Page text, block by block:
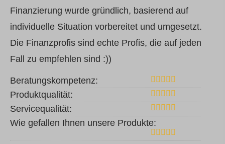
Finanzierung wurde gründlich, basierend auf
individuelle Situation vorbereitet und umgesetzt.
Die Finanzprofis sind echte Profis, die auf jeden
Fall zu empfehlen sind :))
Beratungskompetenz:
Produktqualität:
Servicequalität:
Wie gefallen Ihnen unsere Produkte: